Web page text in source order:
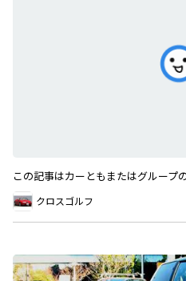
この記事はカーともまたはグループ
クロスゴルフ